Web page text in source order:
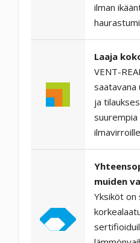
ilman
Laaja
VENT-
saatavana
ja
suurempia
muiden
Yksiköt on